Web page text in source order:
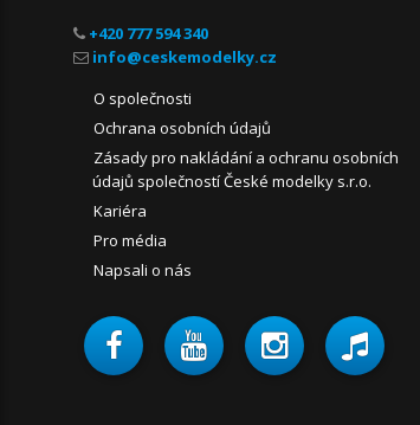
+420 777 594 340
O společnosti
Ochrana osobních údajů
Zásady pro nakládání a ochranu osobních
údajů společností České modelky s.r.o.
Kariéra
Pro média
Napsali o nás